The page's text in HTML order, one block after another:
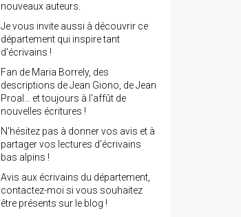
nouveaux auteurs.
Je vous invite aussi à découvrir ce
département qui inspire tant
d'écrivains !
Fan de Maria Borrely, des
descriptions de Jean Giono, de Jean
Proal... et toujours à l'affût de
nouvelles écritures !
N'hésitez pas à donner vos avis et à
partager vos lectures d'écrivains
bas alpins !
Avis aux écrivains du département,
contactez-moi si vous souhaitez
être présents sur le blog !